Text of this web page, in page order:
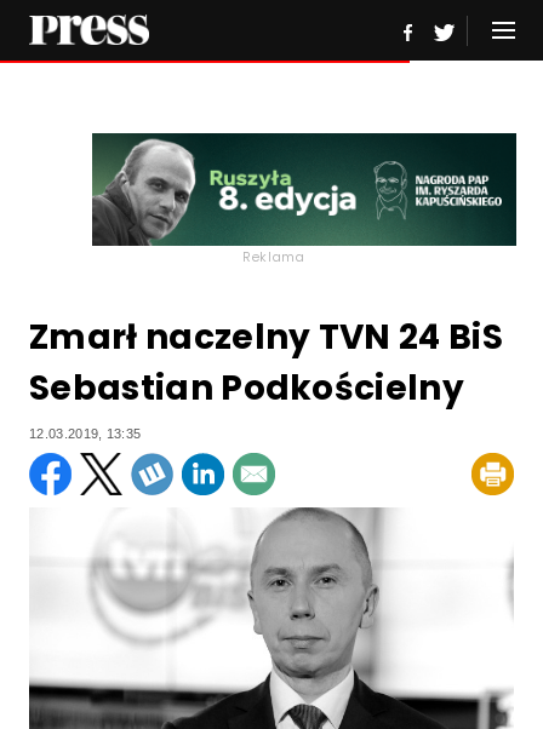
Reklama
Zmarł naczelny TVN 24 BiS
Sebastian Podkościelny
12.03.2019, 13:35